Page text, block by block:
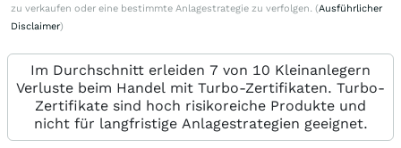
zu verkaufen oder eine bestimmte Anlagestrategie zu verfolgen. (Ausführlicher
Disclaimer)
Im Durchschnitt erleiden 7 von 10 Kleinanlegern
Verluste beim Handel mit Turbo-Zertifikaten. Turbo-
Zertifikate sind hoch risikoreiche Produkte und
nicht für langfristige Anlagestrategien geeignet.